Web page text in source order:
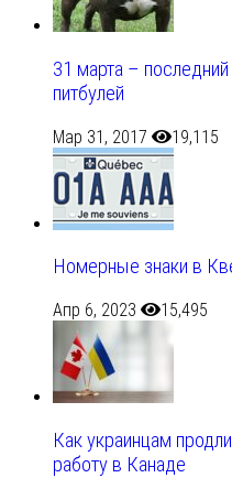
31 марта –
питбулей
Мар 31, 2017 19,115
Номерные знаки в
Апр 6, 2023 15,495
Как украинцам
работу в Канаде